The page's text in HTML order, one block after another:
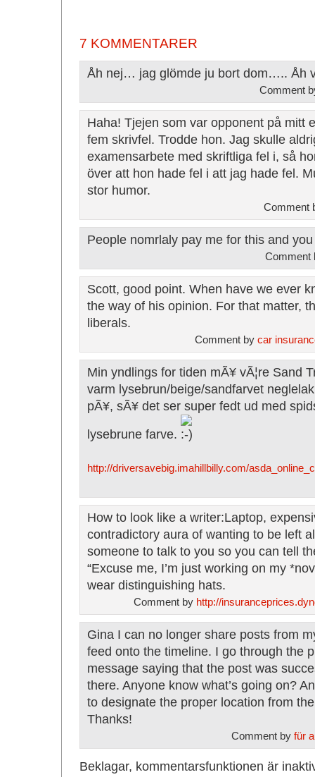
7 KOMMENTARER
Åh nej… jag glömde ju bort dom….. Åh
Comment
Haha! Tjejen som var opponent på mitt
fem skrivfel. Trodde hon. Jag skulle
examensarbete med skriftliga fel i, så
över att hon hade fel i att jag hade fel.
stor humor.
Comment
People nomrlaly pay me for this and
Comment
Scott, good point. When have we ever
the way of his opinion. For that matter,
liberals.
Comment by car
Min yndlings for tiden mÃ¥ vÃ¦re Sand
varm lysebrun/beige/sandfarvet
pÃ¥, sÃ¥ det ser super fedt ud med
lysebrune farve.
http://driversavebig.imahillbilly.com/
How to look like a writer:Laptop,
contradictory aura of wanting to be left
someone to talk to you so you can tell
“Excuse me, I’m just working on my
wear distinguishing hats.
Comment by http://
Gina I can no longer share posts from
feed onto the timeline. I go through the
message saying that the post was
there. Anyone know what’s going on?
to designate the proper location from
Thanks!
Comment by für
Beklagar, kommentarsfunktionen är